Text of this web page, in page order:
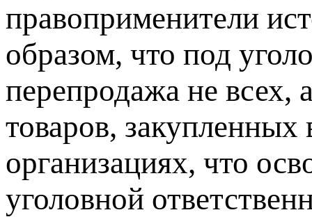
правоприменители
образом, что под
перепродажа не всех,
товаров, закупленных
организациях, что
уголовной